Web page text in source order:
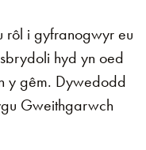
rôl i gyfranogwyr eu
hyd yn oed
y gêm. Dywedodd
Gweithgarwch